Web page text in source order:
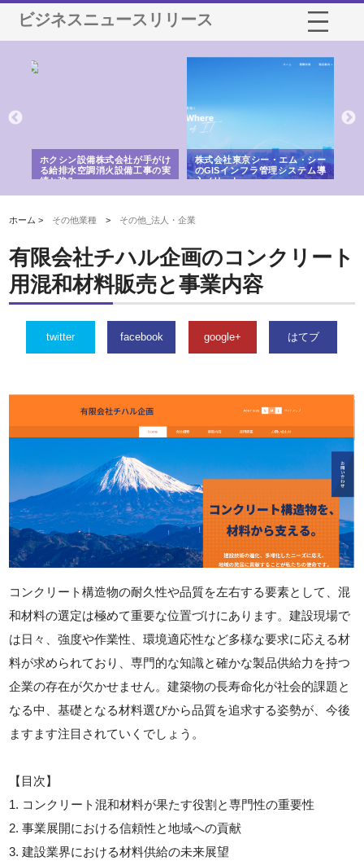
ビジネスニュースリリース
ホクシン設備株式会社が手がけ
る給排水空調消火設備工事の実
績と強み
株式会社東京シー・エム・シー
のGISインフラ管理システム導
入メリット
ホーム > その他業種 > その他_法人・企業
有限会社チハル企画のコンクリート
用混和材料販売と事業内容
twitter facebook google+ はてブ
コンクリート構造物の耐久性や品質を左右する要素として、混
和材料の選定は極めて重要な位置づけにあります。建設現場で
は日々、強度や作業性、環境適応性など多様な要求に応える材
料が求められており、専門的な知識と確かな製品供給力を持つ
企業の存在が欠かせません。建築物の長寿命化が社会的課題と
なる中、基礎となる材料選びから品質を追求する姿勢が、今後
ますます注目されていくでしょう。
【目次】
1. コンクリート混和材料が果たす役割と専門性の重要性
2. 事業展開における信頼性と地域への貢献
3. 建設業界における材料供給の未来展望